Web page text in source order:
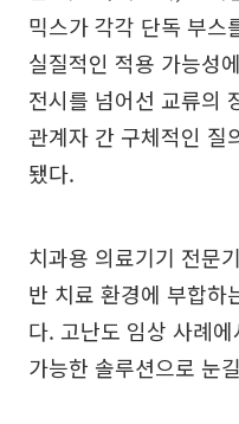
믹스가 각각 단독 부스
실질적인 적용 가능성
전시를 넘어선 교류의
관계자 간 구체적인 질
됐다.
치과용 의료기기 전문
반 치료 환경에 부합하
다. 고난도 임상 사례
가능한 솔루션으로 눈